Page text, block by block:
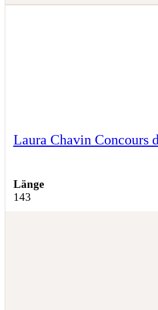
Laura Chavin Concours
Länge
143